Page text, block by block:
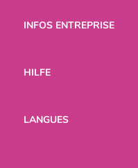
INFOS ENTREPRISE
HILFE
LANGUES